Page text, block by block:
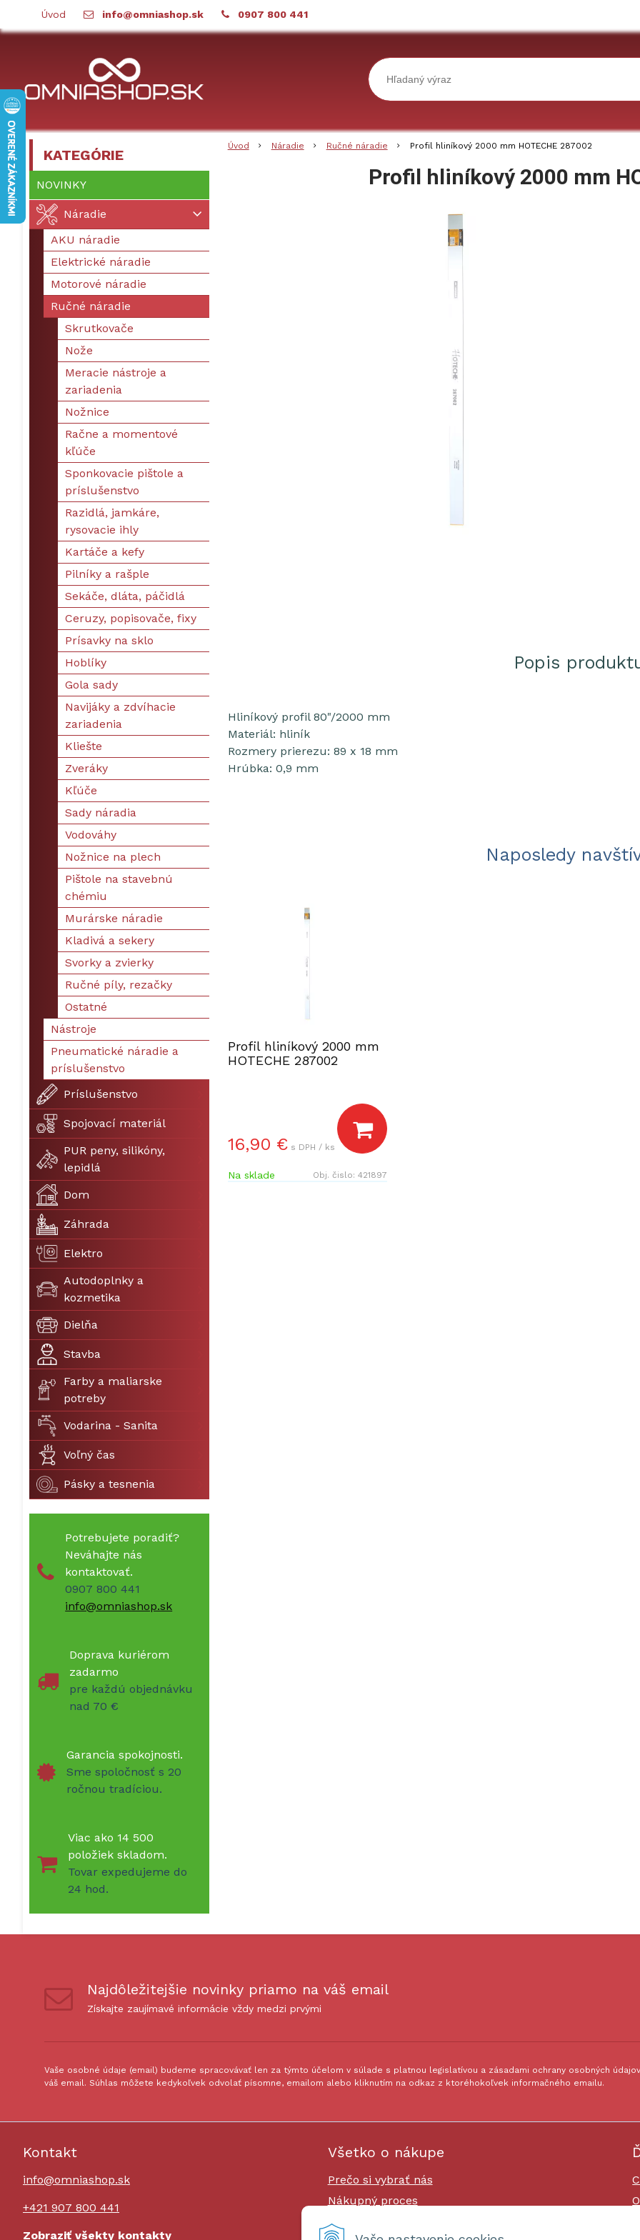
Úvod info@omniashop.sk 0907 800 441
Úvod Náradie Ručné náradie Profil hliníkový 2000 mm HOTECHE 287002
Profil hliníkový 2000 mm
Popis
Hliníkový profil 80"/2000 mm
Materiál: hliník
Rozmery prierezu: 89 x 18 mm
Hrúbka: 0,9 mm
Naposledy
Profil hliníkový 2000 mm
HOTECHE 287002
16,90 € s DPH / ks
Na sklade Obj. čislo:421897
KATEGÓRIE
NOVINKY
Náradie
AKU náradie
Elektrické náradie
Motorové náradie
Ručné náradie
Skrutkovače
Nože
Meracie nástroje a
zariadenia
Nožnice
Račne a momentové
kľúče
Sponkovacie pištole a
príslušenstvo
Razidlá, jamkáre,
rysovacie ihly
Kartáče a kefy
Pilníky a rašple
Sekáče, dláta, páčidlá
Ceruzy, popisovače, fixy
Prísavky na sklo
Hoblíky
Gola sady
Navijáky a zdvíhacie
zariadenia
Kliešte
Zveráky
Kľúče
Sady náradia
Vodováhy
Nožnice na plech
Pištole na stavebnú
chémiu
Murárske náradie
Kladivá a sekery
Svorky a zvierky
Ručné píly, rezačky
Ostatné
Nástroje
Pneumatické náradie a
príslušenstvo
Príslušenstvo
Spojovací materiál
PUR peny, silikóny,
lepidlá
Dom
Záhrada
Elektro
Autodoplnky a
kozmetika
Dielňa
Stavba
Farby a maliarske
potreby
Vodarina - Sanita
Voľný čas
Pásky a tesnenia
Potrebujete poradiť?
Neváhajte nás
kontaktovať.
0907 800 441
info@omniashop.sk
Doprava kuriérom
zadarmo
pre každú objednávku
nad 70 €
Garancia spokojnosti.
Sme spoločnosť s 20
ročnou tradíciou.
Viac ako 14 500
položiek skladom.
Tovar expedujeme do
24 hod.
Najdôležitejšie novinky priamo na váš email
Získajte zaujímavé informácie vždy medzi prvými
Vaše osobné údaje (email) budeme spracovávať len za týmto účelom v súlade s platnou legislatívou a zásadami ochrany osobných
váš email. Súhlas môžete kedykoľvek odvolať písomne, emailom alebo kliknutím na odkaz z ktoréhokoľvek informačného emailu.
Kontakt
info@omniashop.sk
+421 907 800 441
Zobraziť všekty kontakty
Všetko o nákupe
Prečo si vybrať nás
Nákupný proces
Platby a doprava